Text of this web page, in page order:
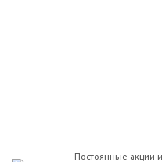
Постоянные акции и